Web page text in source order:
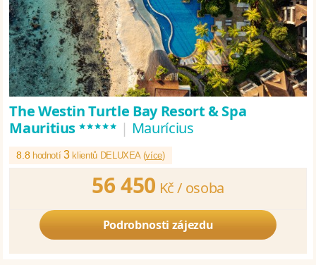
The Westin Turtle Bay Resort & Spa
Mauritius***** | Maurícius
8.8 hodnotí3klientů DELUXEA (více)
56 450 Kč / osoba
Podrobnosti zájezdu